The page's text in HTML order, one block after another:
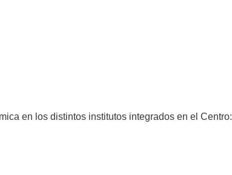
en los distintos institutos integrados en el Centro: